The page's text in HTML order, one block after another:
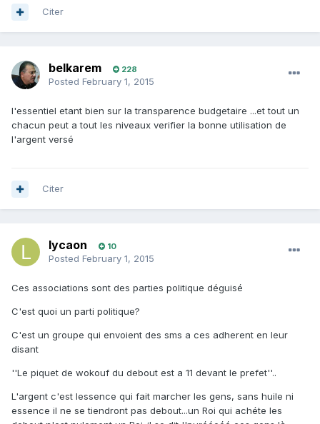
Citer
belkarem 228
Posted February 1, 2015
l'essentiel etant bien sur la transparence budgetaire ...et tout un
chacun peut a tout les niveaux verifier la bonne utilisation de
l'argent versé
Citer
lycaon 10
Posted February 1, 2015
Ces associations sont des parties politique déguisé
C'est quoi un parti politique?
C'est un groupe qui envoient des sms a ces adherent en leur
disant
''Le piquet de wokouf du debout est a 11 devant le prefet''..
L'argent c'est lessence qui fait marcher les gens, sans huile ni
essence il ne se tiendront pas debout...un Roi qui achéte les